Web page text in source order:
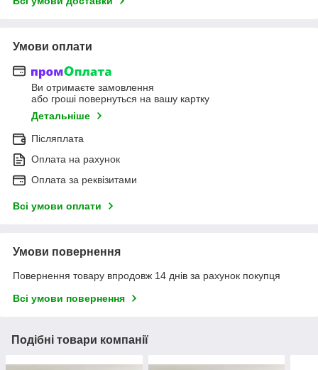
Умови оплати
Ви отримаєте замовлення
або гроші повернуться на вашу картку
Детальніше
Післяплата
Оплата на рахунок
Оплата за реквізитами
Всі умови оплати
Умови повернення
Повернення товару впродовж 14 днів за рахунок покупця
Всі умови повернення
Подібні товари компанії